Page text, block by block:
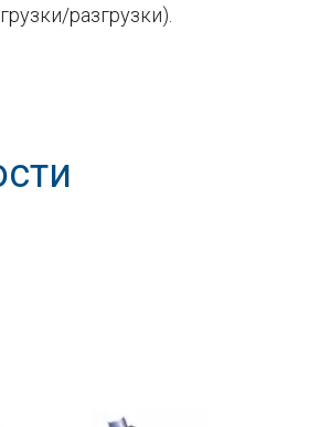
разгрузки).